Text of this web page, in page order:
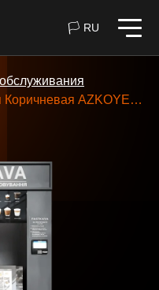
🏳 RU
AZKOYEN VITRO X1